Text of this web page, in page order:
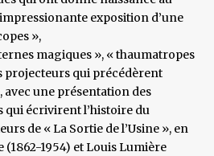
exposition d’une
»,
magiques », « thaumatropes
projecteurs qui précédèrent
avec une présentation des
qui écrivirent l’histoire du
de « La Sortie de l’Usine », en
(1862-1954) et Louis Lumière